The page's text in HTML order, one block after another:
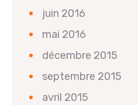
juin 2016
mai 2016
décembre 2015
septembre 2015
avril 2015